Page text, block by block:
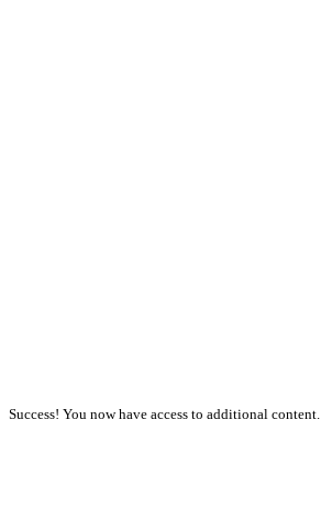
Success! You now have access to additional content.